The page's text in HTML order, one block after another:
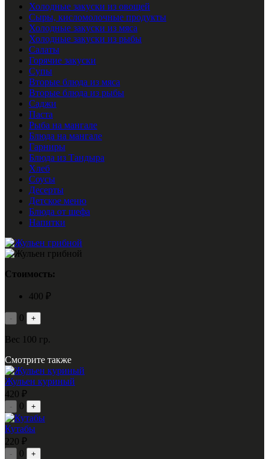
Холодные закуски из овощей
Сыры, кисломолочные продукты
Холодные закуски из мяса
Холодные закуски из рыбы
Салаты
Горячие закуски
Супы
Вторые блюда из мяса
Вторые блюда из рыбы
Саджи
Паста
Рыба на мангале
Блюда на мангале
Гарниры
Блюда из Тандыра
Хлеб
Соусы
Десерты
Детское меню
Блюда от шефа
Напитки
Стоимость:
400 ₽
- 0 +
Вес 100 гр.
Смотрите также
Жульен куриный
420 ₽
- 0 +
Кутабы
220 ₽
- 0 +